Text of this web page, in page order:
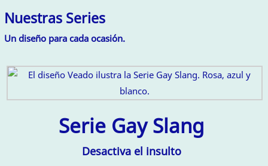
Nuestras Series
Un diseño para cada ocasión.
Serie Gay Slang
Desactiva el insulto